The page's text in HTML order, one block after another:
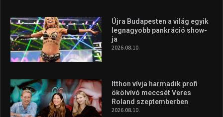
Újra Budapesten a világ egyik
legnagyobb pankráció show-
ja
2026.08.10.
Itthon vívja harmadik profi
ökölvívó meccsét Veres
Roland szeptemberben
2026.08.10.